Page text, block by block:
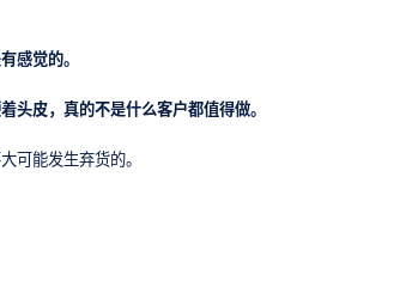
感觉的。
头皮，真的不是什么客户都值得做。
可能发生弃货的。